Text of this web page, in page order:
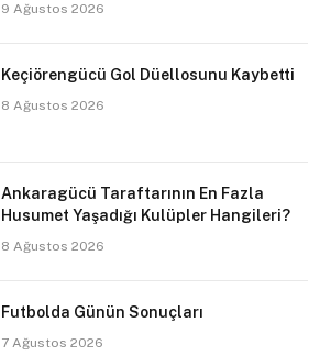
9 Ağustos 2026
Keçiörengücü Gol Düellosunu Kaybetti
8 Ağustos 2026
Ankaragücü Taraftarının En Fazla
Husumet Yaşadığı Kulüpler Hangileri?
8 Ağustos 2026
Futbolda Günün Sonuçları
7 Ağustos 2026